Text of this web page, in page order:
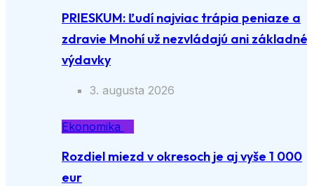
PRIESKUM: Ľudí najviac trápia peniaze a
zdravie Mnohí už nezvládajú ani základné
výdavky
3. augusta 2026
Ekonomika
Rozdiel miezd v okresoch je aj vyše 1 000
eur